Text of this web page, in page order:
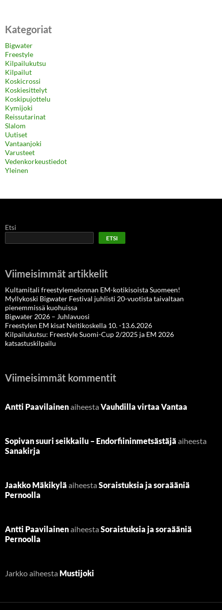
Kategoriat
Bigwater
Freestyle
Kilpailukutsu
Kilpailut
Koskicrossi
Koskiesittelyt
Koskipujottelu
Kymijoki
Reissutarinat
Slalom
Uutiset
Vantaanjoki
Varusteet
Vedenkorkeustiedot
Yleinen
Etsi
ETSI
Viimeisimmät artikkelit
Kultamitali freestylemelonnan EM-kotikisoista Suomeen!
Myllykoski Bigwater Festival juhlisti 20-vuotista taivaltaan
pienemmissä kuohuissa
Bigwater 2026 – Juhlavuosi
Freestylen EM kisat Neitikoskella 10. -13.6.2026
Kilpailukutsu: Freestyle Suomi-Cup 2/2025 ja EM 2026
katsastuskilpailu
Viimeisimmät kommentit
Antti Paavilainenaiheesta Vauhdilla virtaa Vantaa
Sopivan suuri seikkailu – Endorfiininmetsästäjä aiheesta
Sanakirja
Jaakko Mäkikylä aiheesta Soraistuksia ja soraääniä
Pernoolla
Antti Paavilainenaiheesta Soraistuksia ja soraääniä
Pernoolla
Jarkkoaiheesta Mustijoki